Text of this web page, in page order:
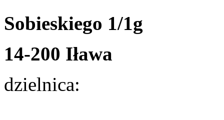
Sobieskiego 1/1g
14-200 Iława
dzielnica: